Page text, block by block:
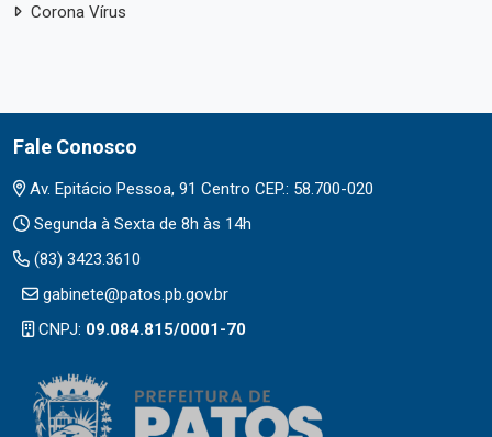
Corona Vírus
Fale Conosco
Av. Epitácio Pessoa, 91 Centro CEP.: 58.700-020
Segunda à Sexta de 8h às 14h
(83) 3423.3610
gabinete@patos.pb.gov.br
CNPJ: 09.084.815/0001-70